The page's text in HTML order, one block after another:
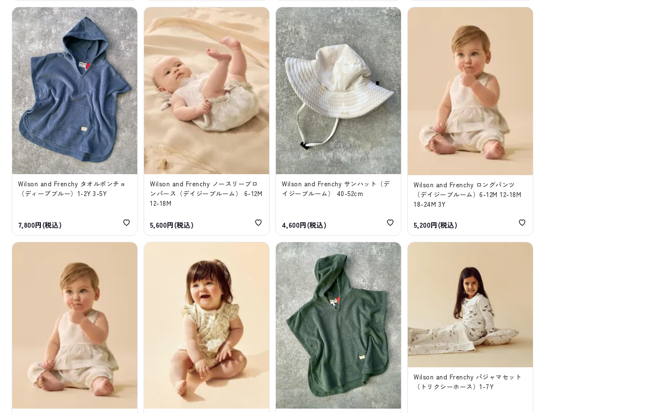
Wilson and Frenchy タオルポンチョ
（ディープブルー）1-2Y 3-5Y
7,800円(税込)
Wilson and Frenchy ノースリーブロ
ンパース（デイジーブルーム） 6-12M
12-18M
5,600円(税込)
Wilson and Frenchy サンハット（デ
イジーブルーム） 40-52cm
4,600円(税込)
Wilson and Frenchy ロングパンツ
（デイジーブルーム）6-12M 12-18M
18-24M 3Y
5,200円(税込)
Wilson and Frenchy パジャマセット
（トリクシーホース）1-7Y